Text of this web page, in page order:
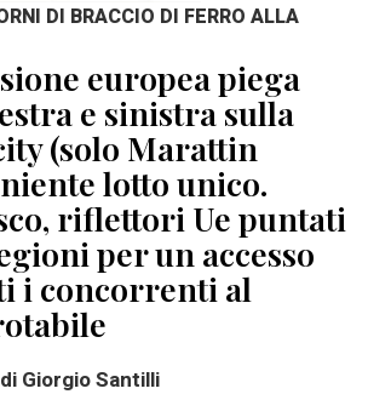
DI BRACCIO DI FERRO ALLA
europea piega
e sinistra sulla
(solo Marattin
lotto unico.
riflettori Ue puntati
per un accesso
i concorrenti al
di Giorgio Santilli